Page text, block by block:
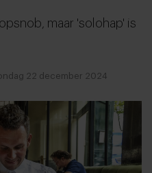
maar 'solohap' is
22 december 2024